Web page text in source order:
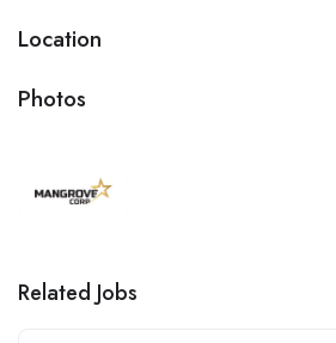
Location
Photos
Related Jobs